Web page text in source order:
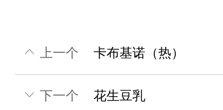
上一个 卡布基诺（热）
下一个 花生豆乳